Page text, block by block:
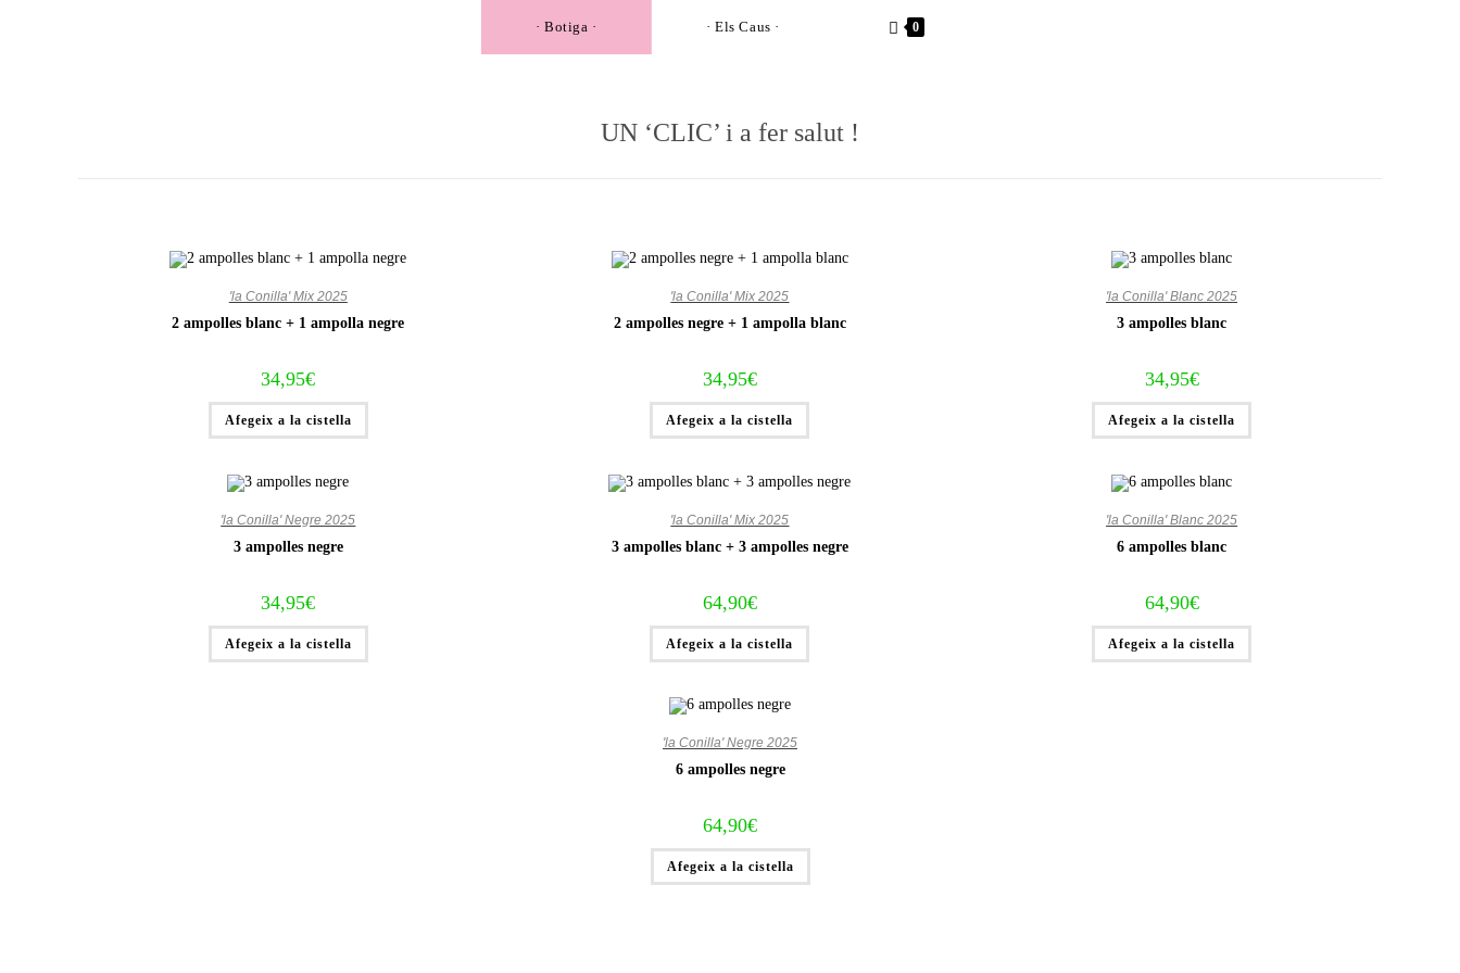
· Botiga · · Els Caus · 0
UN ‘CLIC’ i a fer salut !
'la Conilla' Mix 2025
2 ampolles blanc + 1 ampolla negre
34,95€
Afegeix a la cistella
'la Conilla' Mix 2025
2 ampolles negre + 1 ampolla blanc
34,95€
Afegeix a la cistella
'la Conilla' Blanc 2025
3 ampolles blanc
34,95€
Afegeix a la cistella
'la Conilla' Negre 2025
3 ampolles negre
34,95€
Afegeix a la cistella
'la Conilla' Mix 2025
3 ampolles blanc + 3 ampolles negre
64,90€
Afegeix a la cistella
'la Conilla' Blanc 2025
6 ampolles blanc
64,90€
Afegeix a la cistella
'la Conilla' Negre 2025
6 ampolles negre
64,90€
Afegeix a la cistella